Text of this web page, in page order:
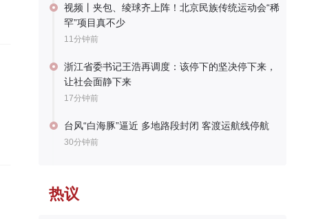
视频丨夹包、绫球齐上阵！北京民族传统运动会“稀
罕”项目真不少
11分钟前
浙江省委书记王浩再调度：该停下的坚决停下来，
让社会面静下来
17分钟前
台风“白海豚”逼近 多地路段封闭 客渡运航线停航
30分钟前
热议